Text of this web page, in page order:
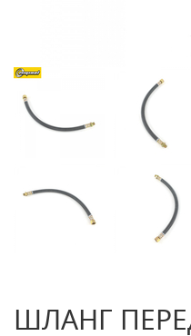
ШЛАНГ